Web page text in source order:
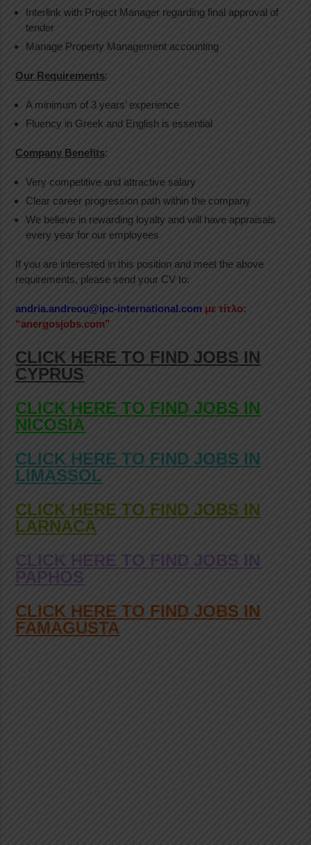
Interlink with Project Manager regarding final approval of
tender
Manage Property Management accounting
Our Requirements:
A minimum of 3 years’ experience
Fluency in Greek and English is essential
Company Benefits:
Very competitive and attractive salary
Clear career progression path within the company
We believe in rewarding loyalty and will have appraisals
every year for our employees
If you are interested in this position and meet the above
requirements, please send your CV to:
andria.andreou@ipc-international.com με τίτλο:
“anergosjobs.com”
CLICK HERE TO FIND JOBS IN
CYPRUS
CLICK HERE TO FIND JOBS IN
NICOSIA
CLICK HERE TO FIND JOBS IN
LIMASSOL
CLICK HERE TO FIND JOBS IN
LARNACA
CLICK HERE TO FIND JOBS IN
PAPHOS
CLICK HERE TO FIND JOBS IN
FAMAGUSTA